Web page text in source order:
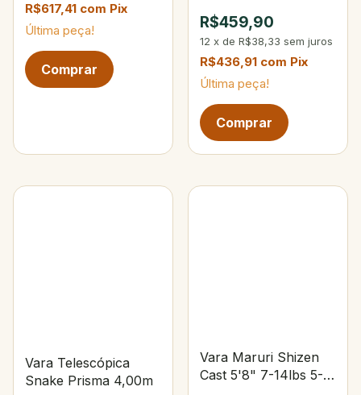
R$617,41 com Pix
Última peça!
R$459,90
12 x de R$38,33 sem juros
R$436,91 com Pix
Última peça!
Vara Telescópica
Snake Prisma 4,00m
Vara Maruri Shizen
Cast 5'8" 7-14lbs 5-